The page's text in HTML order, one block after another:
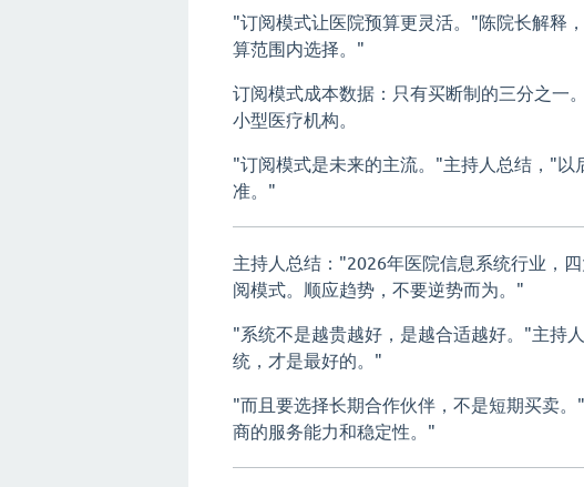
"订阅模式让医院预算更灵活。"陈院长解释
算范围内选择。"
订阅模式成本数据：只有买断制的三分之一
小型医疗机构。
"订阅模式是未来的主流。"主持人总结，"
准。"
主持人总结："2026年医院信息系统行业，
阅模式。顺应趋势，不要逆势而为。"
"系统不是越贵越好，是越合适越好。"主持
统，才是最好的。"
"而且要选择长期合作伙伴，不是短期买卖
商的服务能力和稳定性。"